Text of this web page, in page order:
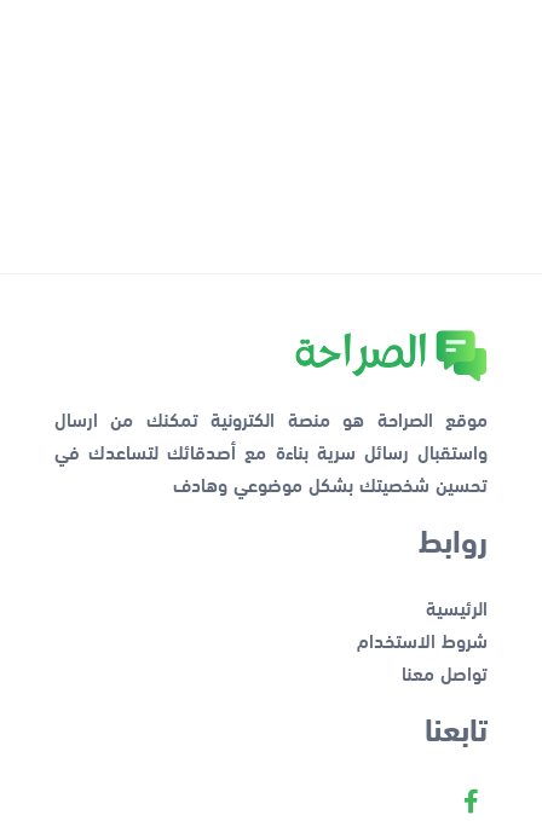
موقع الصراحة هو منصة الكترونية تمكنك من ارسال
واستقبال رسائل سرية بناءة مع أصدقائك لتساعدك في
تحسين شخصيتك بشكل موضوعي وهادف
روابط
الرئيسية
شروط الاستخدام
تواصل معنا
تابعنا